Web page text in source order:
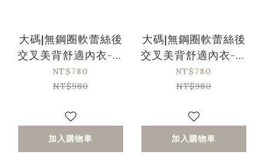
大碼|無鋼圈軟蕾絲後
交叉美背舒適內衣-膚
色
NT$780
NT$980
加入購物車
大碼|無鋼圈軟蕾絲後
交叉美背舒適內衣-紫
色
NT$780
NT$980
加入購物車